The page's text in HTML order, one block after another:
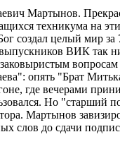
Мартынов.
техникума на
создал целый мир
ВИК так
опять "Брат
где вечерами
Но "старший
Мартынов
слов до сдачи